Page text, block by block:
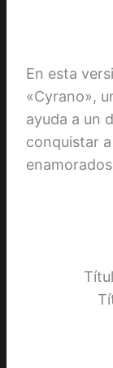
En esta
«Cyrano»,
ayuda a un
conquistar